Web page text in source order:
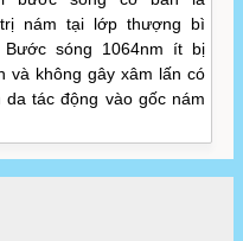
nám tại lớp thượng bì
sóng 1064nm ít bị
và không gây xâm lấn có
tác động vào gốc nám